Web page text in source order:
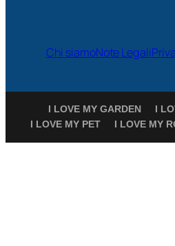
Chi siamoNote Legali
I LOVE MY GARDEN
I
I LOVE MY PET
I LOVE MY